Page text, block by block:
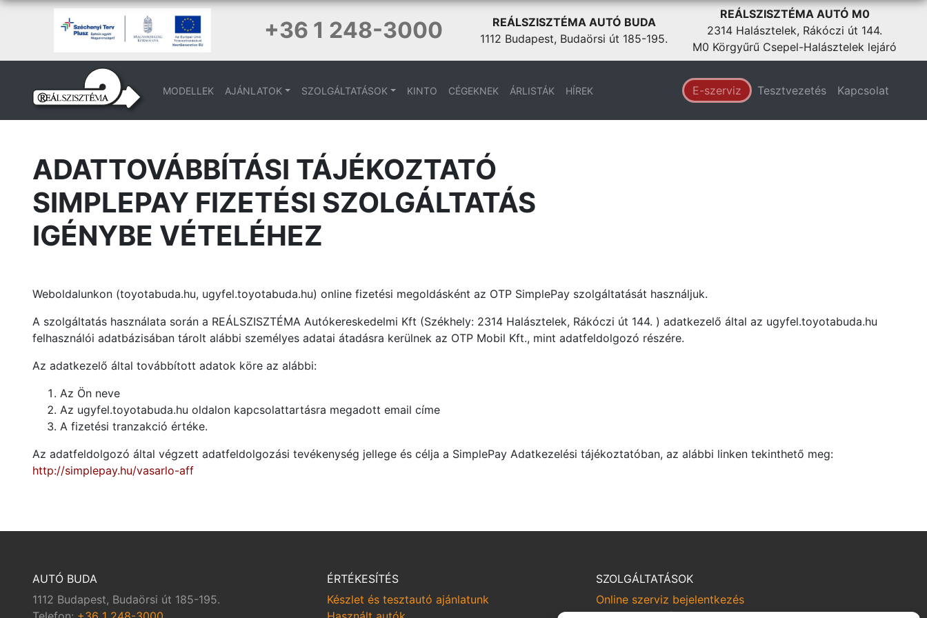
+36 1 248-3000
REÁLSZISZTÉMA AUTÓ BUDA
1112 Budapest, Budaörsi út 185-195.
REÁLSZISZTÉMA AUTÓ M0
2314 Halásztelek, Rákóczi út 144.
M0 Körgyűrű Csepel-Halásztelek lejáró
MODELLEK AJÁNLATOK SZOLGÁLTATÁSOK KINTO CÉGEKNEK ÁRLISTÁK HÍREK E-szerviz Tesztvezetés Kapcsolat
ADATTOVÁBBÍTÁSI TÁJÉKOZTATÓ
SIMPLEPAY FIZETÉSI SZOLGÁLTATÁS
IGÉNYBE VÉTELÉHEZ
Weboldalunkon (toyotabuda.hu, ugyfel.toyotabuda.hu) online fizetési megoldásként az OTP SimplePay szolgáltatását használjuk.
A szolgáltatás használata során a REÁLSZISZTÉMA Autókereskedelmi Kft (Székhely: 2314 Halásztelek, Rákóczi út 144. ) adatkezelő által az ugyfel.toyotabuda.hu
felhasználói adatbázisában tárolt alábbi személyes adatai átadásra kerülnek az OTP Mobil Kft., mint adatfeldolgozó részére.
Az adatkezelő által továbbított adatok köre az alábbi:
Az Ön neve
Az ugyfel.toyotabuda.hu oldalon kapcsolattartásra megadott email címe
A fizetési tranzakció értéke.
Az adatfeldolgozó által végzett adatfeldolgozási tevékenység jellege és célja a SimplePay Adatkezelési tájékoztatóban, az alábbi linken tekinthető meg:
http://simplepay.hu/vasarlo-aff
AUTÓ BUDA
1112 Budapest, Budaörsi út 185-195.
ÉRTÉKESÍTÉS
Készlet és tesztautó ajánlatunk
SZOLGÁLTATÁSOK
Online szerviz bejelentkezés